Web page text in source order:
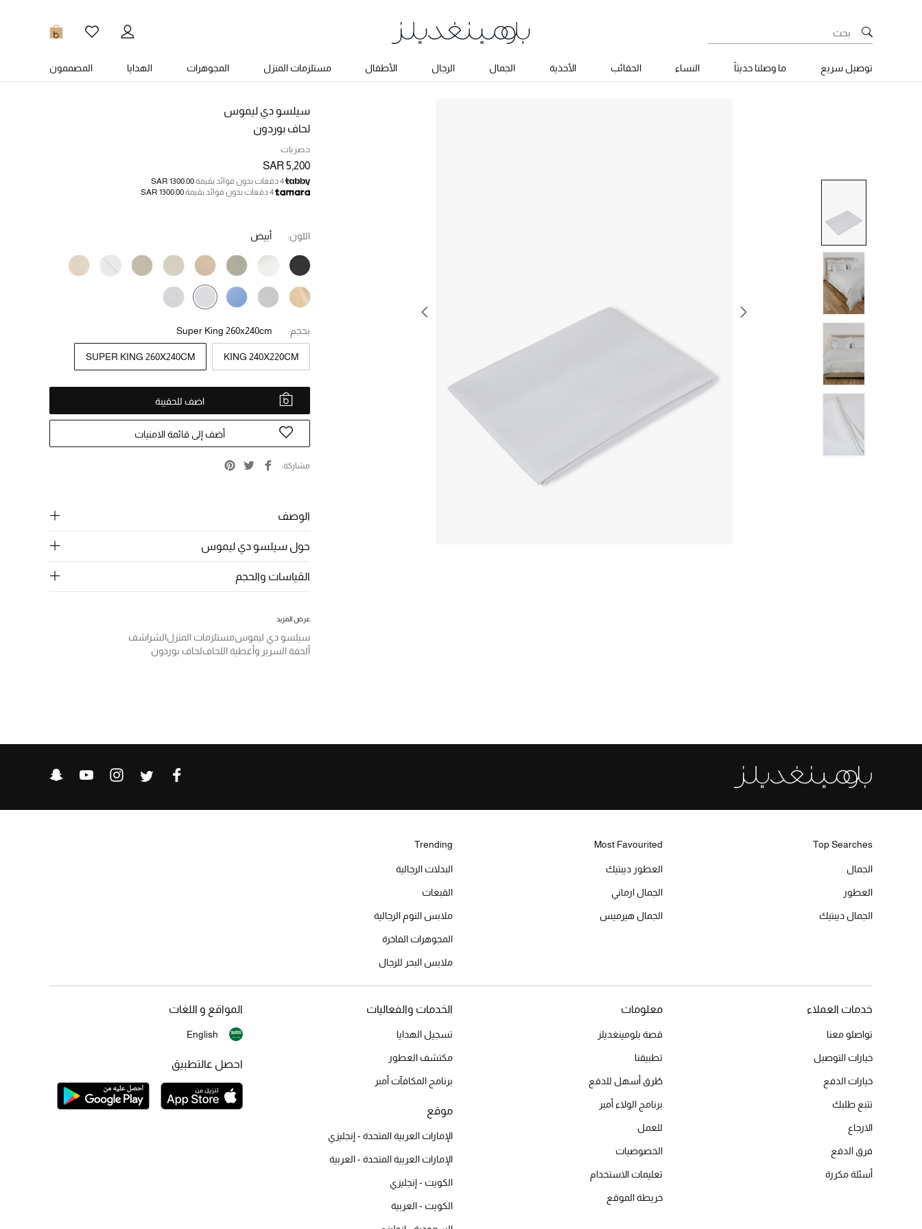
0
توصيل سريع ما وصلنا حديثاً النساء الحقائب الأحذية الجمال الرجال الأطفال مستلزمات المنزل المجوهرات الهدايا المصممون
سيلسو دي ليموس
لحاف بوردون
حصريات
SAR 5,200
4 دفعات بدون فوائد بقيمة
SAR 1300.00
4 دفعات بدون فوائد بقيمة
SAR 1300.00
اللون: أبيض
بحجم: Super King 260x240cm
KING 240X220CM
SUPER KING 260X240CM
اضف للحقيبة
أضف إلى قائمة الامنيات
مشاركة
الوصف
حول سيلسو دي ليموس
القياسات والحجم
عرض المزيد
سيلسو دي ليموسمستلزمات المنزلالشراشف
ألحفة السرير وأغطية اللحافلحاف بوردون
Top Searches
الجمال
العطور
الجمال ديبتيك
Most Favourited
العطور ديبتيك
الجمال ارماني
الجمال هيرميس
Trending
البدلات الرجالية
القبعات
ملابس النوم الرجالية
المجوهرات الفاخرة
ملابس البحر للرجال
خدمات العملاء
تواصلو معنا
خيارات التوصيل
خيارات الدفع
تتبع طلبك
الارجاع
فرق الدفع
أسئلة مكررة
معلومات
قصة بلومينغديلز
تطبيقنا
طُرق أسهل للدفع
برنامج الولاء أمبر
للعمل
الخصوصيات
تعليمات الاستخدام
خريطة الموقع
الخدمات والفعاليات
تسجيل الهدايا
مكتشف العطور
برنامج المكافآت أمبر
موقع
الإمارات العربية المتحدة - إنجليزي
الإمارات العربية المتحدة - العربية
الكويت - إنجليزي
الكويت - العربية
المواقع و اللغات
English
احصل عالتطبيق